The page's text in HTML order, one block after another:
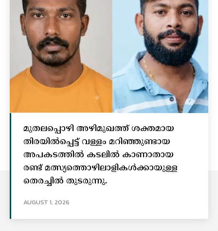
മുതലപ്പൊഴി അഴിമുഖത്ത് ശക്തമായ
തിരയിൽപ്പെട്ട് വള്ളം മറിഞ്ഞുണ്ടായ
അപകടത്തിൽ കടലിൽ കാണാതായ
രണ്ട് മത്സ്യത്തൊഴിലാളികൾക്കായുള്ള
തെരച്ചിൽ തുടരുന്നു.
AUGUST 1, 2026